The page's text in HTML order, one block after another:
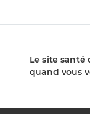
Le site santé
quand vous